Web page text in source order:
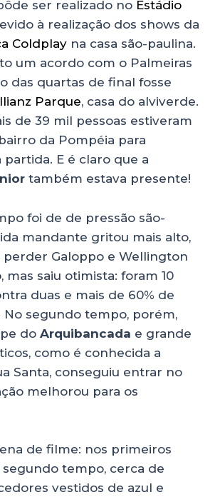
ser realizado no Estádio
à realização dos shows da
Coldplay na casa são-paulina.
um acordo com o Palmeiras
das quartas de final fosse
Parque, casa do alviverde.
de 39 mil pessoas estiveram
da Pompéia para
E é claro que a
também estava presente!
foi de de pressão são-
mandante gritou mais alto,
perder Galoppo e Wellington
mas saiu otimista: foram 10
duas e mais de 60% de
No segundo tempo, porém,
do Arquibancada e grande
como é conhecida a
Santa, conseguiu entrar no
melhorou para os
de filme: nos primeiros
tempo, cerca de
vestidos de azul e